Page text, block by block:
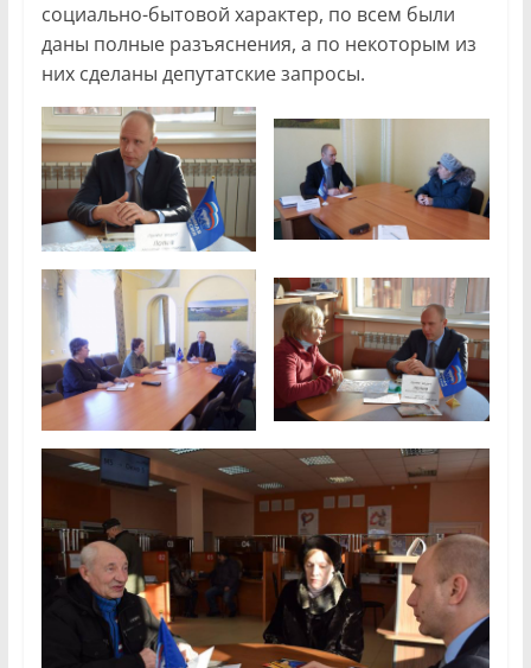
социально-бытовой характер, по всем были
даны полные разъяснения, а по некоторым из
них сделаны депутатские запросы.